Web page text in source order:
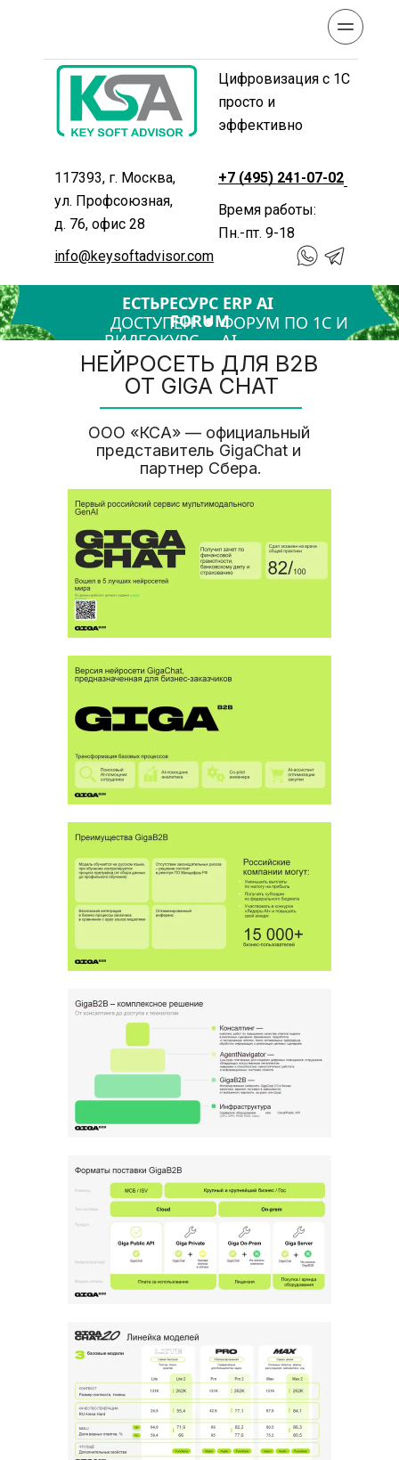
Цифровизация с 1С
просто и
эффективно
+7 (495) 241-07-02
Время работы:
Пн.-пт. 9-18
info@keysoftadvisor.com
117393, г. Москва,
ул. Профсоюзная,
д. 76, офис 28
ЕСТЬРЕСУРС ERP AI
FORUMФОРУМ ПО 1С И
AI
ДОСТУПЕН
ВИДЕОКУРС
НЕЙРОСЕТЬ ДЛЯ B2B
ОТ GIGA CHAT
ООО «КСА» — официальный
представитель GigaChat и
партнер Сбера.